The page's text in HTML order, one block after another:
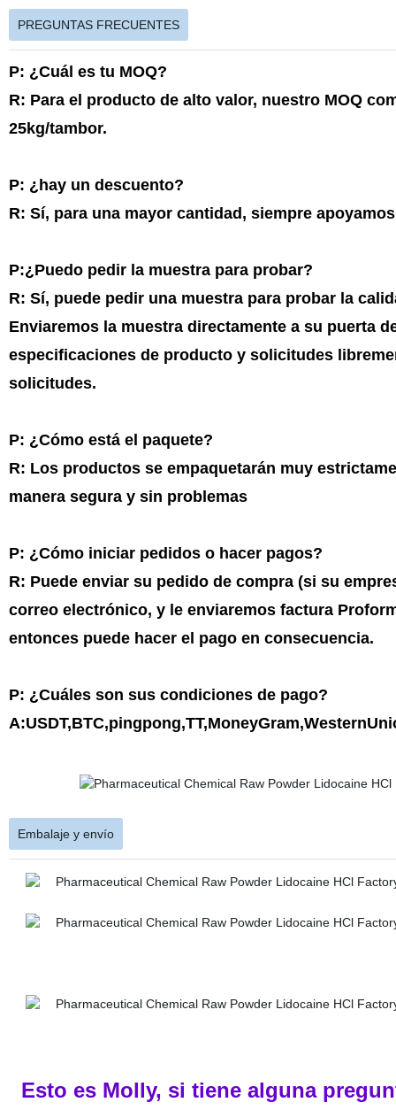
PREGUNTAS FRECUENTES
P: ¿Cuál es tu MOQ?
R: Para el producto de alto valor, nuestro MOQ
25kg/tambor.
P: ¿hay un descuento?
R: Sí, para una mayor cantidad, siempre
P:¿Puedo pedir la muestra para probar?
R: Sí, puede pedir una muestra para probar la
Enviaremos la muestra directamente a su puerta
especificaciones de producto y solicitudes
solicitudes.
P: ¿Cómo está el paquete?
R: Los productos se empaquetarán muy
manera segura y sin problemas
P: ¿Cómo iniciar pedidos o hacer pagos?
R: Puede enviar su pedido de compra (si su
correo electrónico, y le enviaremos factura
entonces puede hacer el pago en consecuencia.
P: ¿Cuáles son sus condiciones de pago?
Embalaje y envío
Esto es Molly, si tiene alguna